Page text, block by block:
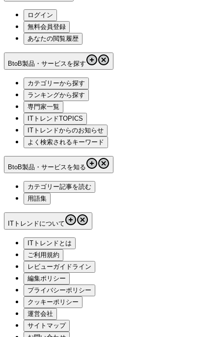
ログイン
無料会員登録
あなたの閲覧履歴
BtoB製品・サービスを探す
カテゴリーから探す
ランキングから探す
専門家一覧
ITトレンドTOPICS
ITトレンドからのお知らせ
よく検索されるキーワード
BtoB製品・サービスを知る
カテゴリー記事を読む
用語集
ITトレンドについて
ITトレンドとは
ご利用規約
レビューガイドライン
編集ポリシー
プライバシーポリシー
クッキーポリシー
運営会社
サイトマップ